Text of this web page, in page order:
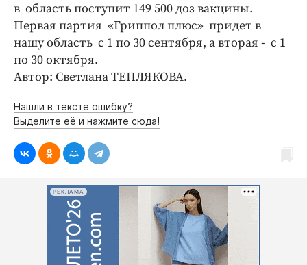
в область поступит 149 500 доз вакцины.
Первая партия «Гриппол плюс» придет в
нашу область с 1 по 30 сентября, а вторая - с 1
по 30 октября.
Автор: Светлана ТЕПЛЯКОВА.
Нашли в тексте ошибку?
Выделите её и нажмите сюда!
РЕКЛАМА